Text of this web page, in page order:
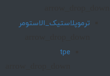
ترموپلاستیک_الاستومر
tpe